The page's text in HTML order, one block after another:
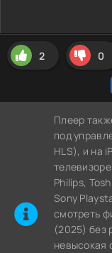
2 0
Плеер
под
HLS), и на
Philips,
Sony
cмотреть
(2025) без
невысокая